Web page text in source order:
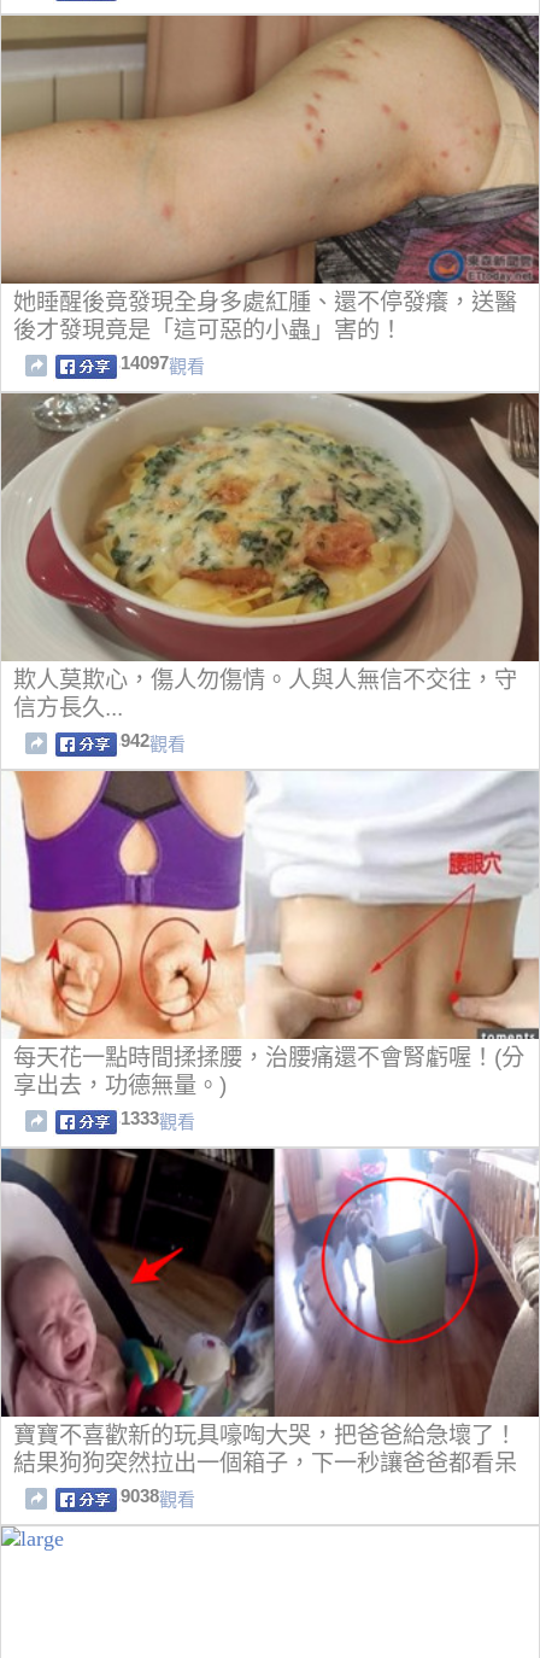
她睡醒後竟發現全身多處紅腫、還不停發癢，送醫
後才發現竟是「這可惡的小蟲」害的！
14097觀看
欺人莫欺心，傷人勿傷情。人與人無信不交往，守
信方長久...
942觀看
每天花一點時間揉揉腰，治腰痛還不會腎虧喔！(分
享出去，功德無量。)
1333觀看
寶寶不喜歡新的玩具嚎啕大哭，把爸爸給急壞了！
結果狗狗突然拉出一個箱子，下一秒讓爸爸都看呆
了...
9038觀看